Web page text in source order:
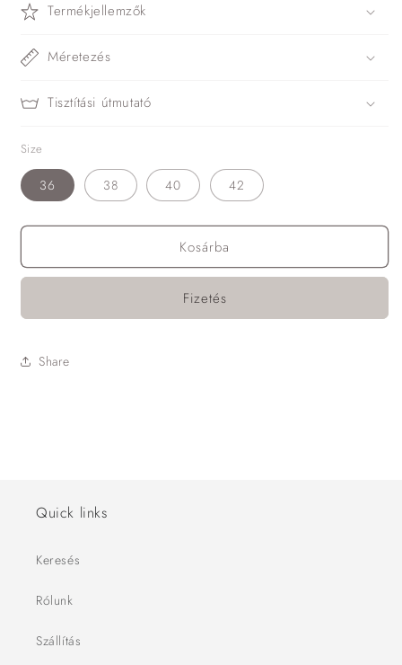
Termékjellemzők
Méretezés
Tisztítási útmutató
Size
36 38 40 42
Kosárba
Fizetés
Share
Quick links
Keresés
Rólunk
Szállítás